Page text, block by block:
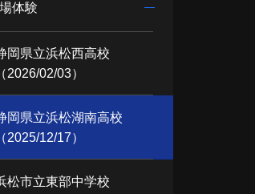
体験
岡県立浜松西高校
（2026/02/03）
岡県立浜松湖南高校
（2025/12/17）
松市立東部中学校